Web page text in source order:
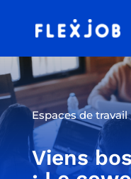
Espaces de travail
Viens